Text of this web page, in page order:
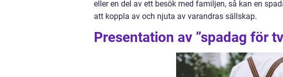
eller en del av ett besök med familjen, så kan en
att koppla av och njuta av varandras sällskap.
Presentation av ”spadag för